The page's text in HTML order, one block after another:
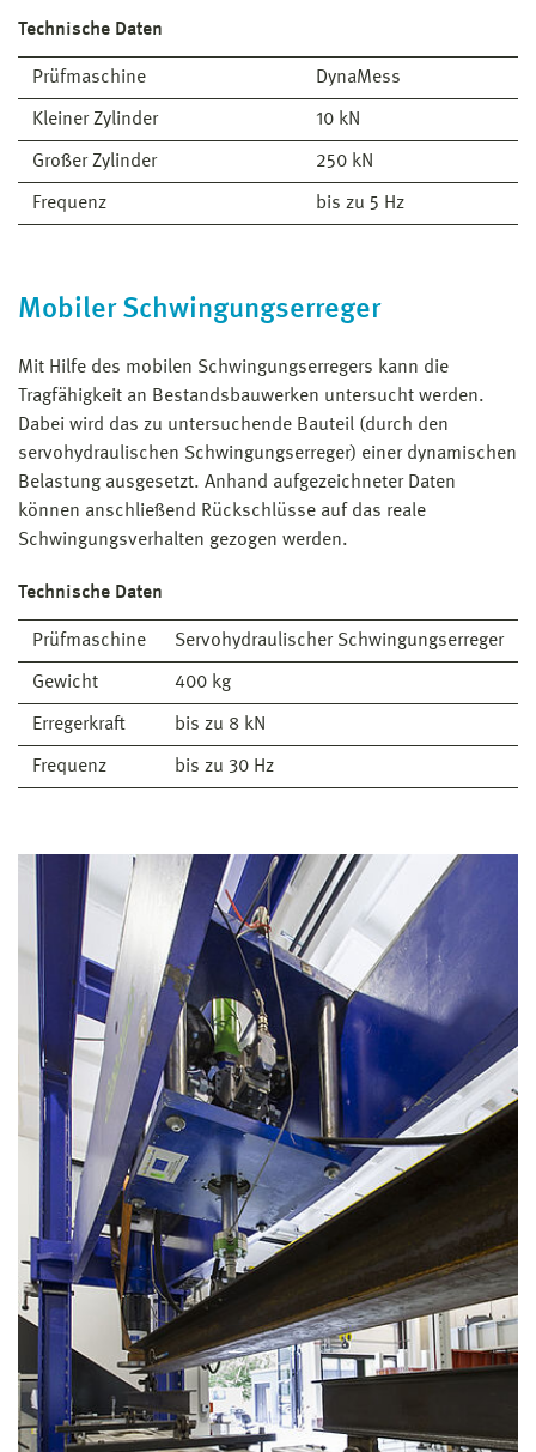
Technische Daten
Prüfmaschine DynaMess
Kleiner Zylinder 10 kN
Großer Zylinder 250 kN
Frequenz bis zu 5 Hz
Mobiler Schwingungserreger
Mit Hilfe des mobilen Schwingungserregers kann die
Tragfähigkeit an Bestandsbauwerken untersucht werden.
Dabei wird das zu untersuchende Bauteil (durch den
servohydraulischen Schwingungserreger) einer dynamischen
Belastung ausgesetzt. Anhand aufgezeichneter Daten
können anschließend Rückschlüsse auf das reale
Schwingungsverhalten gezogen werden.
Technische Daten
Prüfmaschine Servohydraulischer Schwingungserreger
Gewicht 400 kg
Erregerkraft bis zu 8 kN
Frequenz bis zu 30 Hz